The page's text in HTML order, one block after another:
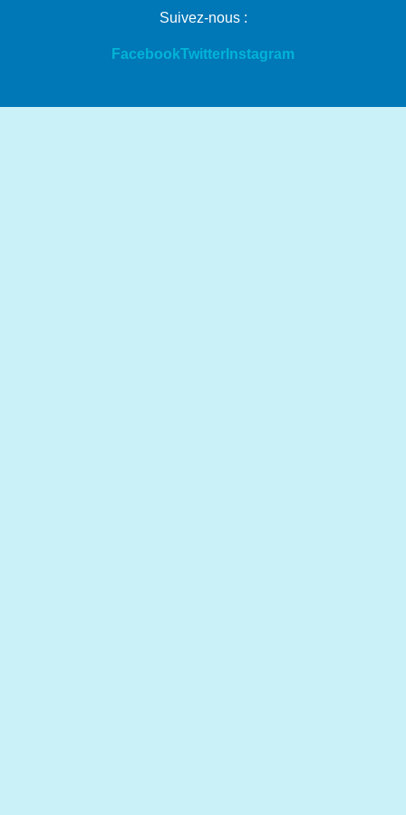
Suivez-nous :
FacebookTwitter Instagram